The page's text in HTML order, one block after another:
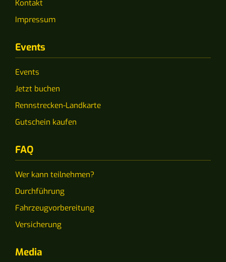
Kontakt
Impressum
Events
Events
Jetzt buchen
Rennstrecken-Landkarte
Gutschein kaufen
FAQ
Wer kann teilnehmen?
Durchführung
Fahrzeugvorbereitung
Versicherung
Media